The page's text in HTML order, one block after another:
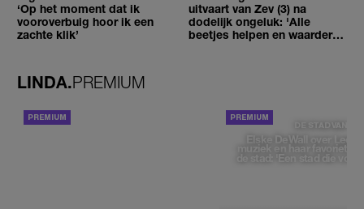
‘Op het moment dat ik
vooroverbuig hoor ik een
zachte klik’
uitvaart van Zev (3) na
dodelijk ongeluk: 'Alle
beetjes helpen en waarderen
LINDA.PREMIUM
DE STAD VAN
Elske DeWall over
muziek en haar favoriete
de stad: 'Een stad die